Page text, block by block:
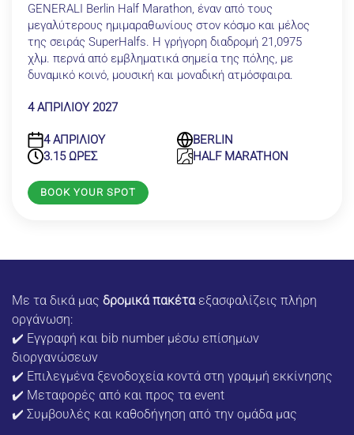
GENERALI Berlin Half Marathon, έναν από τους
μεγαλύτερους ημιμαραθωνίους στον κόσμο και μέλος
της σειράς SuperHalfs. Η γρήγορη διαδρομή 21,0975
χλμ. περνά από εμβληματικά σημεία της πόλης, με
δυναμικό κοινό, μουσική και μοναδική ατμόσφαιρα.
4 ΑΠΡΙΛΙΟΥ 2027
4 ΑΠΡΙΛΙΟΥ
BERLIN
3.15 ΩΡΕΣ
HALF MARATHON
BOOK YOUR SPOT
Με τα δικά μας δρομικά πακέταεξασφαλίζεις πλήρη
οργάνωση:
✔️ Εγγραφή και bib number μέσω επίσημων
διοργανώσεων
✔️ Επιλεγμένα ξενοδοχεία κοντά στη γραμμή εκκίνησης
✔️ Μεταφορές από και προς τα event
✔️ Συμβουλές και καθοδήγηση από την ομάδα μας